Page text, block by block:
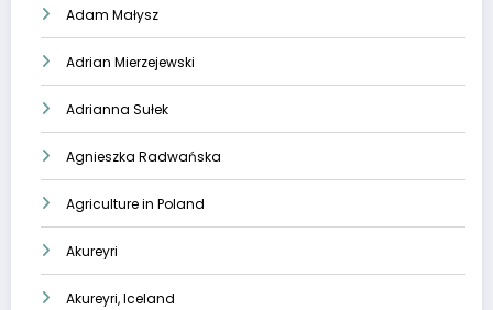
Adam Małysz
Adrian Mierzejewski
Adrianna Sułek
Agnieszka Radwańska
Agriculture in Poland
Akureyri
Akureyri, Iceland